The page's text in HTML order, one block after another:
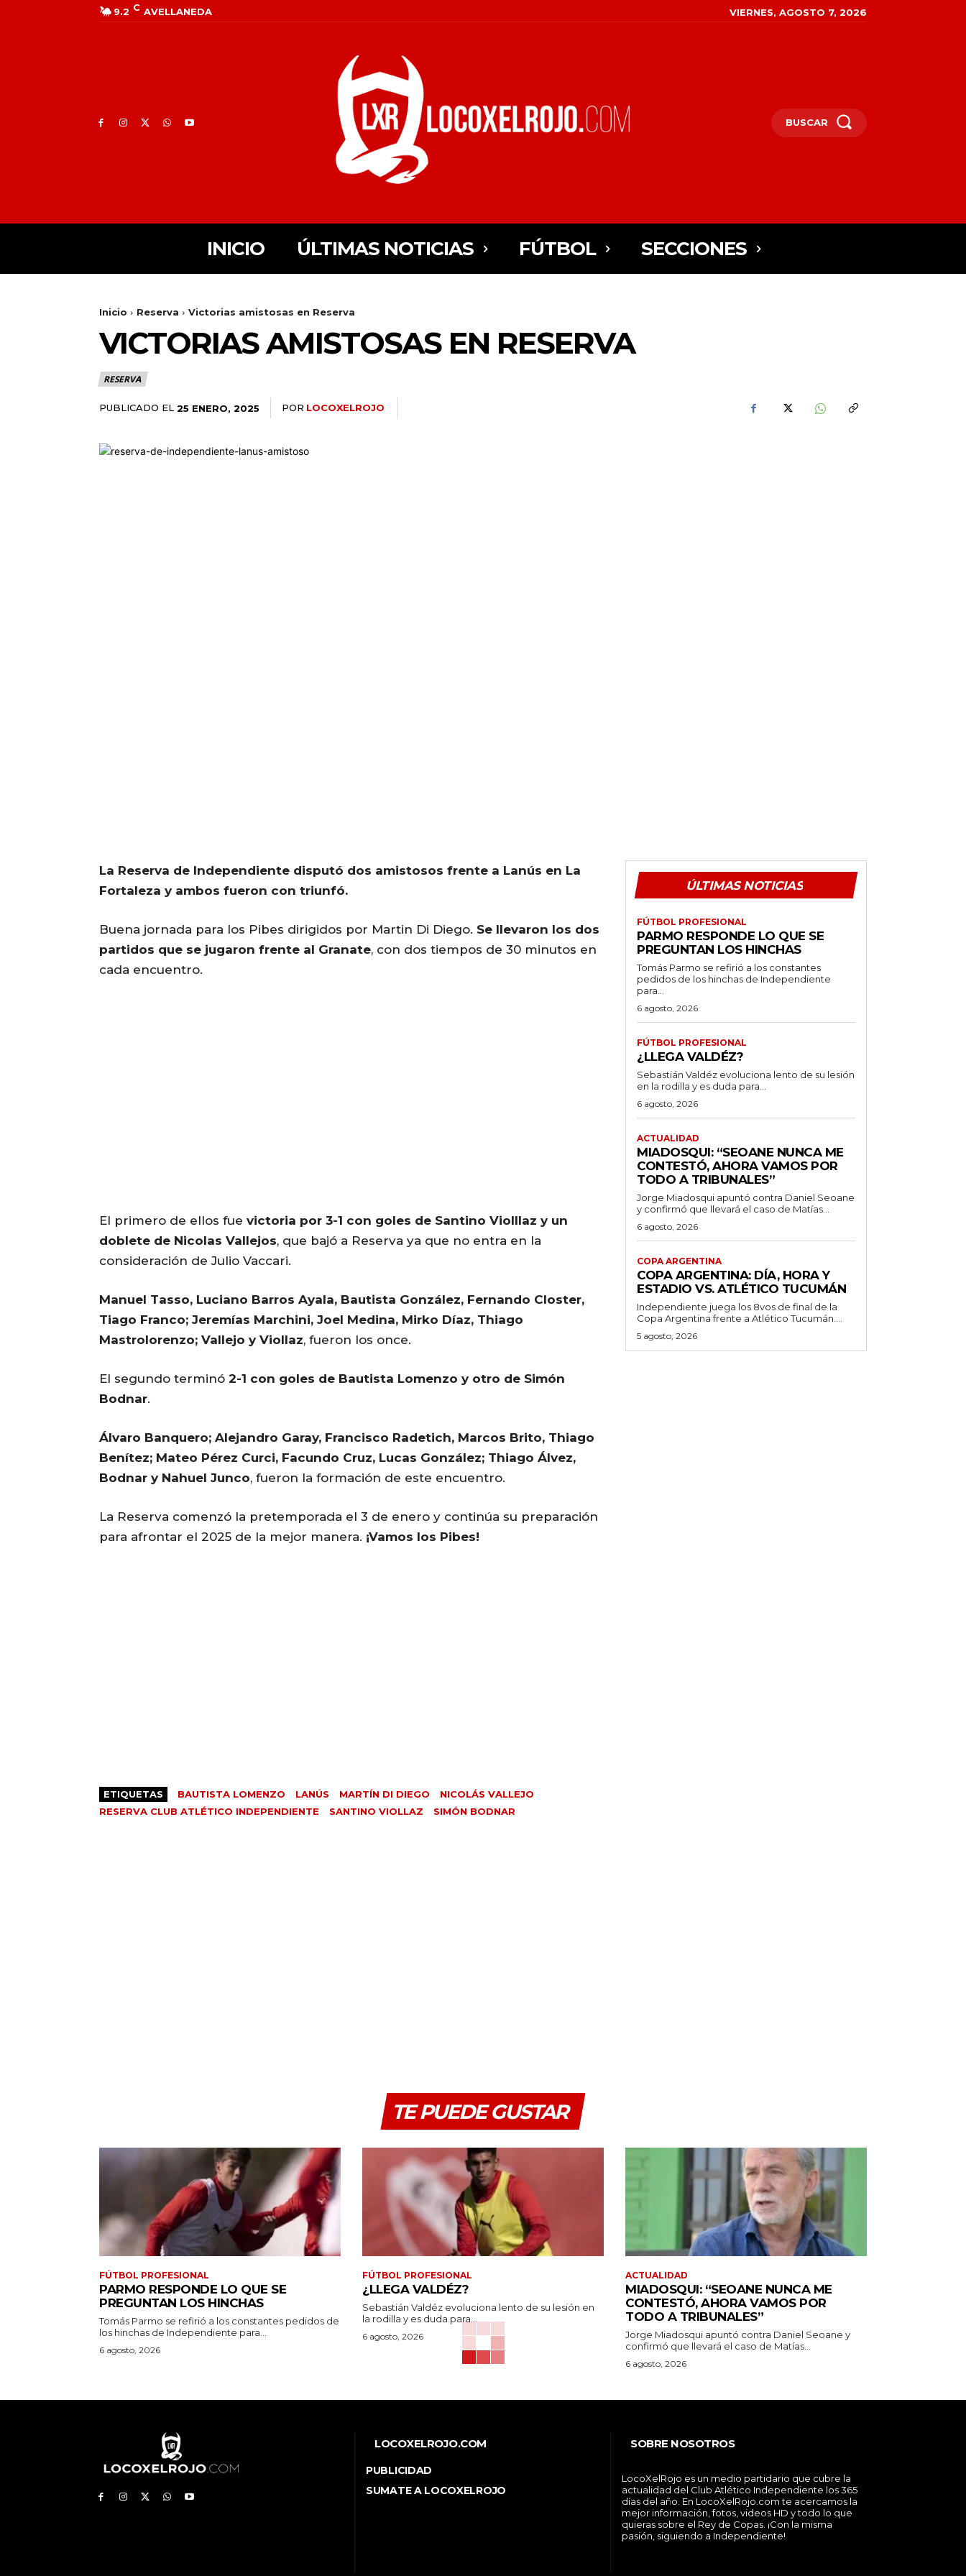
9.2 C AVELLANEDA VIERNES, AGOSTO 7, 2026
BUSCAR
INICIO ÚLTIMAS NOTICIAS FÚTBOL SECCIONES
Inicio Reserva Victorias amistosas en Reserva
VICTORIAS AMISTOSAS EN RESERVA
RESERVA
PUBLICADO EL 25 ENERO, 2025 POR LOCOXELROJO
La Reserva de Independiente disputó dos amistosos frente a Lanús en La
Fortaleza y ambos fueron con triunfó.
Buena jornada para los Pibes dirigidos por Martin Di Diego. Se llevaron los dos
partidos que se jugaron frente al Granate, con dos tiempos de 30 minutos en
cada encuentro.
El primero de ellos fue victoria por 3-1 con goles de Santino Violllaz y un
doblete de Nicolas Vallejos, que bajó a Reserva ya que no entra en la
consideración de Julio Vaccari.
Manuel Tasso, Luciano Barros Ayala, Bautista González, Fernando Closter,
Tiago Franco; Jeremías Marchini, Joel Medina, Mirko Díaz, Thiago
Mastrolorenzo; Vallejo y Viollaz, fueron los once.
El segundo terminó 2-1 con goles de Bautista Lomenzo y otro de Simón
Bodnar.
Álvaro Banquero; Alejandro Garay, Francisco Radetich, Marcos Brito, Thiago
Benítez; Mateo Pérez Curci, Facundo Cruz, Lucas González; Thiago Álvez,
Bodnar y Nahuel Junco, fueron la formación de este encuentro.
La Reserva comenzó la pretemporada el 3 de enero y continúa su preparación
para afrontar el 2025 de la mejor manera. ¡Vamos los Pibes!
ETIQUETAS BAUTISTA LOMENZO LANÚS MARTÍN DI DIEGO
NICOLÁS VALLEJO
RESERVA CLUB ATLÉTICO INDEPENDIENTE
SANTINO VIOLLAZ SIMÓN BODNAR
ÚLTIMAS NOTICIAS
FÚTBOL PROFESIONAL
PARMO RESPONDE LO QUE SE
PREGUNTAN LOS HINCHAS
Tomás Parmo se refirió a los constantes
pedidos de los hinchas de Independiente
para...
6 agosto, 2026
FÚTBOL PROFESIONAL
¿LLEGA VALDÉZ?
Sebastián Valdéz evoluciona lento de su lesión
en la rodilla y es duda para...
6 agosto, 2026
ACTUALIDAD
MIADOSQUI: “SEOANE NUNCA ME
CONTESTÓ, AHORA VAMOS POR
TODO A TRIBUNALES”
Jorge Miadosqui apuntó contra Daniel Seoane
y confirmó que llevará el caso de Matías...
6 agosto, 2026
COPA ARGENTINA
COPA ARGENTINA: DÍA, HORA Y
ESTADIO VS. ATLÉTICO TUCUMÁN
Independiente juega los 8vos de final de la
Copa Argentina frente a Atlético Tucumán....
5 agosto, 2026
TE PUEDE GUSTAR
FÚTBOL PROFESIONAL
PARMO RESPONDE LO QUE SE
PREGUNTAN LOS HINCHAS
Tomás Parmo se refirió a los constantes pedidos de
los hinchas de Independiente para...
6 agosto, 2026
FÚTBOL PROFESIONAL
¿LLEGA VALDÉZ?
Sebastián Valdéz evoluciona lento de su lesión en
la rodilla y es duda para...
6 agosto, 2026
ACTUALIDAD
MIADOSQUI: “SEOANE NUNCA ME
CONTESTÓ, AHORA VAMOS POR
TODO A TRIBUNALES”
Jorge Miadosqui apuntó contra Daniel Seoane y
confirmó que llevará el caso de Matías...
6 agosto, 2026
LOCOXELROJO.COM
PUBLICIDAD
SUMATE A LOCOXELROJO
SOBRE NOSOTROS
LocoXelRojo es un medio partidario que cubre la
actualidad del Club Atlético Independiente los 365
días del año. En LocoXelRojo.com te acercamos la
mejor información, fotos, videos HD y todo lo que
quieras sobre el Rey de Copas. ¡Con la misma
pasión, siguiendo a Independiente!